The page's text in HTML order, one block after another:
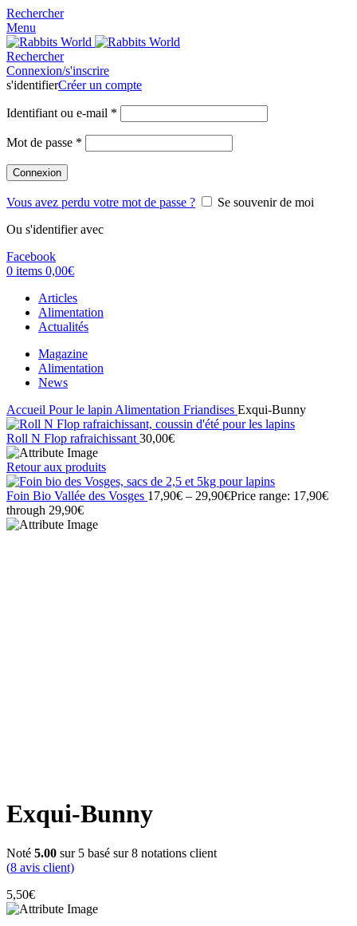
Rechercher
Menu
Rechercher
Connexion/s'inscrire
s'identifierCréer un compte
Identifiant ou e-mail *
Mot de passe *
Connexion
Vous avez perdu votre mot de passe ?
Se souvenir de moi
Ou s'identifier avec
Facebook
0 items 0,00€
Articles
Alimentation
Actualités
Magazine
Alimentation
News
Accueil Pour le lapin Alimentation Friandises Exqui-Bunny
Roll N Flop rafraichissant 30,00€
Retour aux produits
Foin Bio Vallée des Vosges 17,90€ – 29,90€Price range: 17,90€
through 29,90€
Exqui-Bunny
Noté 5.00 sur 5 basé sur8 notations client
(8 avis client)
5,50€